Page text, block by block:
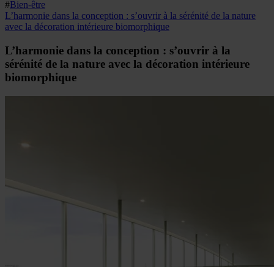
#Bien-être
L’harmonie dans la conception : s’ouvrir à la sérénité de la nature
avec la décoration intérieure biomorphique
L’harmonie dans la conception : s’ouvrir à la
sérénité de la nature avec la décoration intérieure
biomorphique